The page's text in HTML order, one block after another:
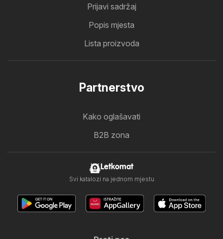
Prijavi sadržaj
Popis mjesta
Lista proizvoda
Partnerstvo
Kako oglašavati
B2B zona
Letkomat
Svi katalozi na jednom mjestu